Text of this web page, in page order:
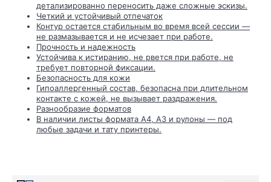
детализированно переносить даже сложные эскизы.
Четкий и устойчивый отпечаток
Контур остается стабильным во время всей сессии —
не размазывается и не исчезает при работе.
Прочность и надежность
Устойчива к истиранию, не рвется при работе, не
требует повторной фиксации.
Безопасность для кожи
Гипоаллергенный состав, безопасна при длительном
контакте с кожей, не вызывает раздражения.
Разнообразие форматов
В наличии листы формата A4, A3 и рулоны — под
любые задачи и тату принтеры.